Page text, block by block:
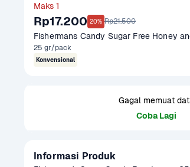
Maks 1
Rp17.200 20% Rp21.500
Fishermans Candy Sugar Free Honey
25 gr/pack
Konvensional
Gagal memuat
Coba Lagi
Informasi Produk